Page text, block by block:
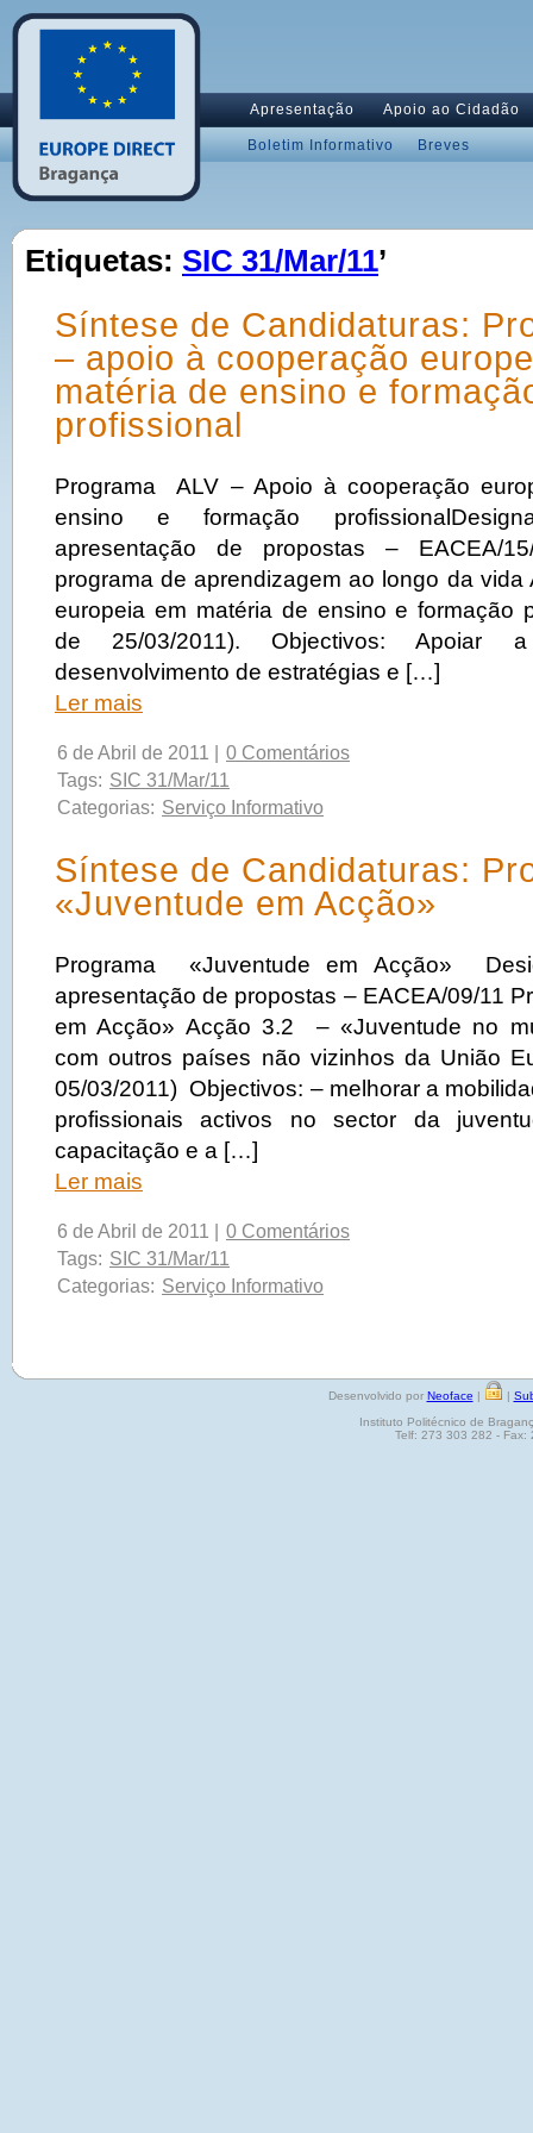
Apresentação Apoio ao Cidadão
Boletim Informativo Breves
Etiquetas: SIC 31/Mar/11’
Síntese de Candidaturas:
– apoio à cooperação
matéria de ensino e
profissional
Programa ALV – Apoio à cooperação
ensino e formação
apresentação de propostas – EACEA/
programa de aprendizagem ao longo da vida
europeia em matéria de ensino e formação
de 25/03/2011). Objectivos:
desenvolvimento de estratégias e […]
Ler mais
6 de Abril de 2011 |
0 Comentários
Tags: SIC 31/Mar/11
Categorias: Serviço Informativo
Síntese de Candidaturas:
«Juventude em Acção»
Programa «Juventude em Acção»
apresentação de propostas – EACEA/09/11
em Acção» Acção 3.2 – «Juventude no
com outros países não vizinhos da União
05/03/2011) Objectivos: – melhorar a
profissionais activos no sector da
capacitação e a […]
Ler mais
6 de Abril de 2011 |
0 Comentários
Tags: SIC 31/Mar/11
Categorias: Serviço Informativo
Desenvolvido por Neoface | |
Instituto Politécnico de
Telf: 273 303 282 - Fax: